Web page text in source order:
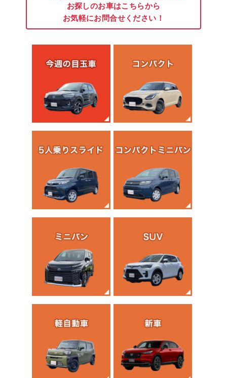
お探しのお車はこちらから
お気軽にお問合せください！